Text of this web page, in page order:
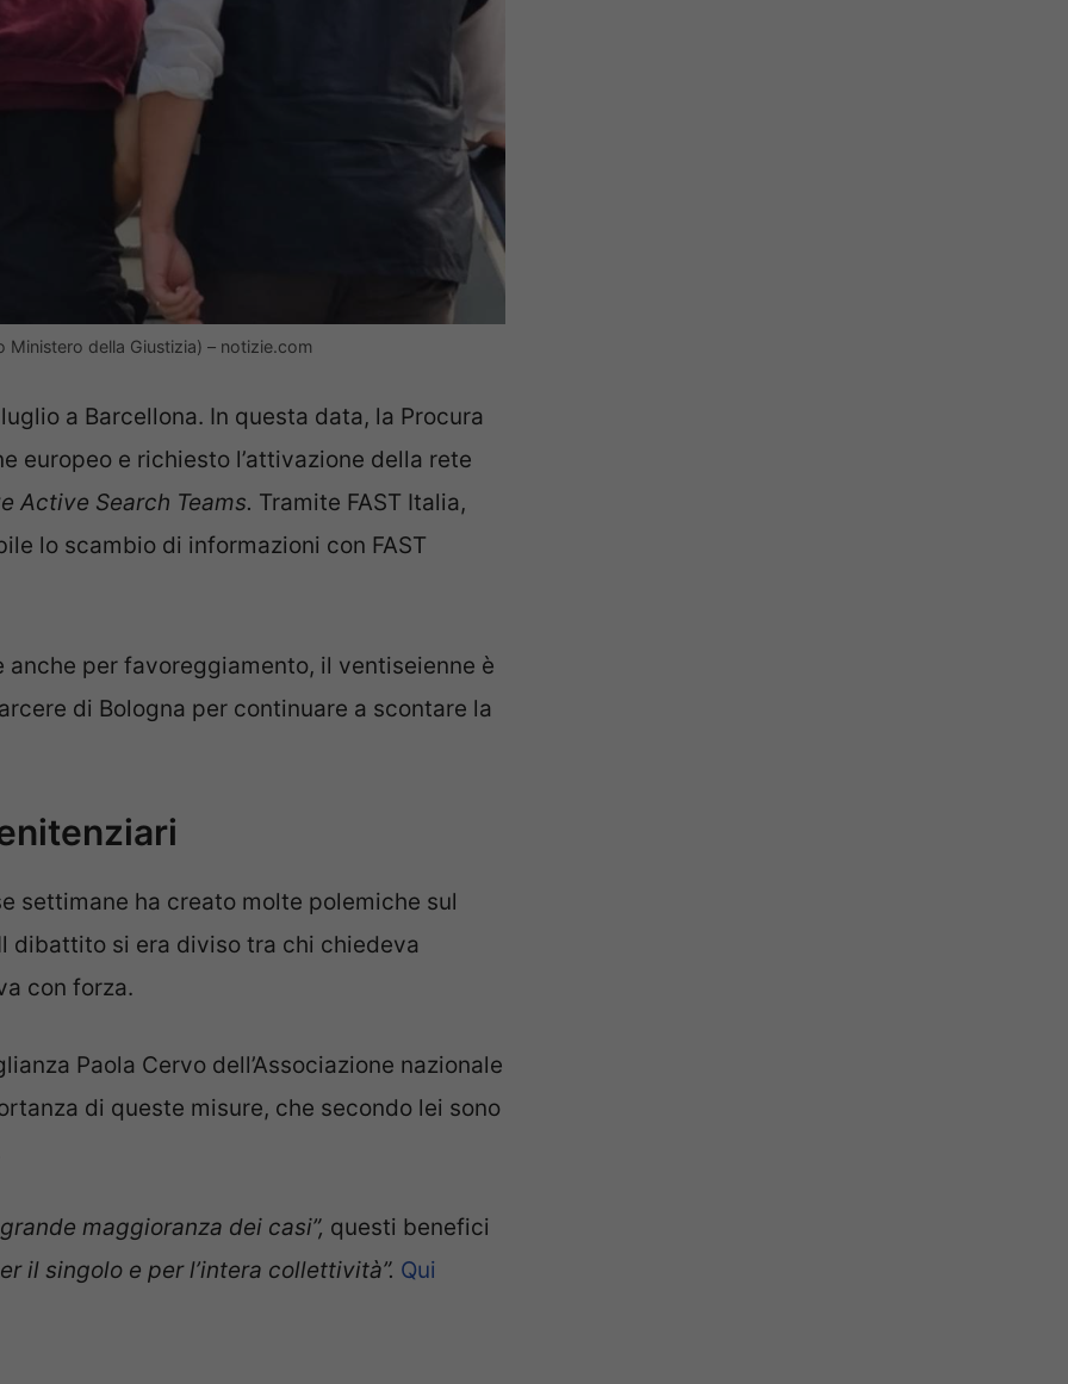
della Giustizia) – notizie.com
a Barcellona. In questa data, la Procura
europeo e richiesto l’attivazione della rete
Active Search Teams. Tramite FAST Italia,
lo scambio di informazioni con FAST
anche per favoreggiamento, il ventiseienne è
di Bologna per continuare a scontare la
settimane ha creato molte polemiche sul
dibattito si era diviso tra chi chiedeva
con forza.
Paola Cervo dell’Associazione nazionale
di queste misure, che secondo lei sono
maggioranza dei casi”, questi benefici
il singolo e per l’intera collettività”. Qui